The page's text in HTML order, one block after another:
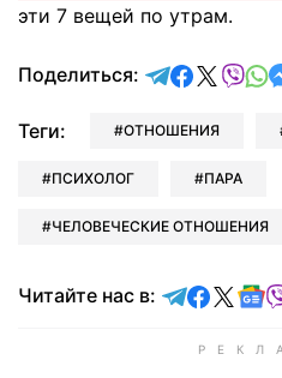
эти 7 вещей по утрам.
Поделиться: отправить
Теги: ОТНОШЕНИЯ
ПСИХОЛОГ ПАРА
ЧЕЛОВЕЧЕСКИЕ ОТНОШЕНИЯ
Читайте нас в: Читайте в